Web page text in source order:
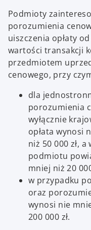
Podmioty
porozumienia
uiszczenia opłaty
wartości transakcji
przedmiotem
cenowego, przy
dla
porozumienia
wyłącznie
opłata wynosi
niż 50 000 zł,
podmiotu
mniej niż 20
w przypadku
oraz
wynosi nie
200 000 zł.